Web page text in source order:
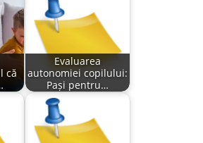
că
Evaluarea
autonomiei copilului:
Pași pentru…